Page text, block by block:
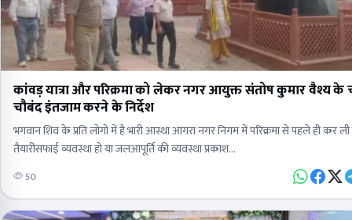
कांवड़ यात्रा और परिक्रमा को लेकर नगर आयुक्त संतोष कुमार वैश्य के
चौबंद इंतजाम करने के निर्देश
भगवान शिव के प्रति लोगों में है भारी आस्था आगरा नगर निगम में परिक्रमा से पहले ही कर
तैयारीसफाई व्यवस्था हो या जलआपूर्ति की व्यवस्था प्रकाश…
50